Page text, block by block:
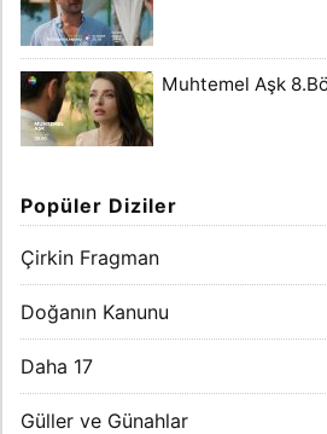
Muhtemel Aşk
Popüler Diziler
Çirkin Fragman
Doğanın Kanunu
Daha 17
Güller ve Günahlar